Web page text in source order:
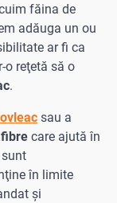
făina de
adăuga un ou
ar fi ca
o reţetă să o
.
sau a
fibre care ajută în
sunt
în limite
şi